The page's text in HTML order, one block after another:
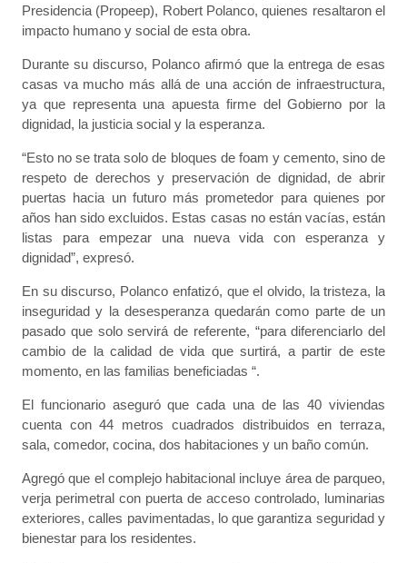
Presidencia (Propeep), Robert Polanco, quienes resaltaron el
impacto humano y social de esta obra.
Durante su discurso, Polanco afirmó que la entrega de esas
casas va mucho más allá de una acción de infraestructura,
ya que representa una apuesta firme del Gobierno por la
dignidad, la justicia social y la esperanza.
“Esto no se trata solo de bloques de foam y cemento, sino de
respeto de derechos y preservación de dignidad, de abrir
puertas hacia un futuro más prometedor para quienes por
años han sido excluidos. Estas casas no están vacías, están
listas para empezar una nueva vida con esperanza y
dignidad”, expresó.
En su discurso, Polanco enfatizó, que el olvido, la tristeza, la
inseguridad y la desesperanza quedarán como parte de un
pasado que solo servirá de referente, “para diferenciarlo del
cambio de la calidad de vida que surtirá, a partir de este
momento, en las familias beneficiadas “.
El funcionario aseguró que cada una de las 40 viviendas
cuenta con 44 metros cuadrados distribuidos en terraza,
sala, comedor, cocina, dos habitaciones y un baño común.
Agregó que el complejo habitacional incluye área de parqueo,
verja perimetral con puerta de acceso controlado, luminarias
exteriores, calles pavimentadas, lo que garantiza seguridad y
bienestar para los residentes.